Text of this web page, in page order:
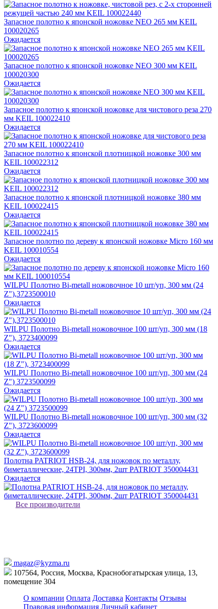
Запасное полотно к японской ножовке NEO 265 мм KEIL
100020265
Ожидается
Запасное полотно к японской ножовке NEO 300 мм KEIL
100020300
Ожидается
Запасное полотно к японской ножовке для чистового реза 270
мм KEIL 100022410
Ожидается
Запасное полотно к японской плотницкой ножовке 300 мм
KEIL 100022312
Ожидается
Запасное полотно к японской плотницкой ножовке 380 мм
KEIL 100022415
Ожидается
Запасное полотно по дереву к японской ножовке Micro 160 мм
KEIL 100010554
Ожидается
WILPU Полотно Bi-metall ножовочное 10 шт/уп, 300 мм (24
Z"),3723500010
Ожидается
WILPU Полотно Bi-metall ножовочное 100 шт/уп, 300 мм (18
Z"), 3723400099
Ожидается
WILPU Полотно Bi-metall ножовочное 100 шт/уп, 300 мм (24
Z") 3723500099
Ожидается
WILPU Полотно Bi-metall ножовочное 100 шт/уп, 300 мм (32
Z"), 3723600099
Ожидается
Полотна PATRIOT HSB-24, для ножовок по металлу,
биметаллические, 24TPI, 300мм, 2шт PATRIOT 350004431
Ожидается
Все производители
magaz@kyzma.ru
107564, Россия, Москва, Краснобогатырская улица, 13,
помещение 304
О компании Оплата Доставка Контакты Отзывы
Правовая информация Личный кабинет